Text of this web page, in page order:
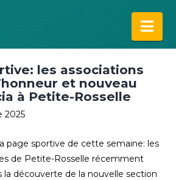
les associations
et nouveau
à Petite-Rosselle
2025
page sportive de cette semaine:les
de Petite-Rosselle récemment
la découverte de la nouvelle section